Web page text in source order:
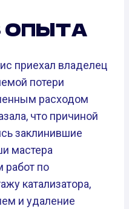
ОПЫТА
приехал владелец
потери
расходом
что причиной
заклинившие
мастера
работ по
катализатора,
и удаление